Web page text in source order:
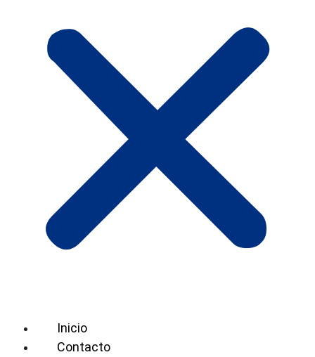
Inicio
Contacto